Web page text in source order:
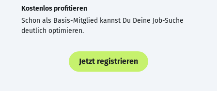
Kostenlos profitieren
Schon als Basis-Mitglied kannst Du Deine Job-Suche
deutlich optimieren.
Jetzt registrieren